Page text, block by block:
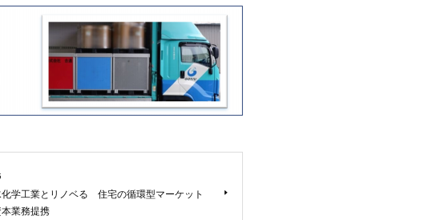
学工業とリノベる 住宅の循環型マーケット
業務提携